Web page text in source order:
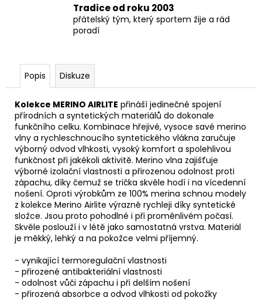
Tradice od roku 2003
přátelský tým, který sportem žije a rád
poradí
Popis Diskuze
Kolekce MERINO AIRLITE přináší jedinečné spojení
přírodních a syntetických materiálů do dokonale
funkčního celku. Kombinace hřejivé, vysoce savé merino
vlny a rychleschnoucího syntetického vlákna zaručuje
výborný odvod vlhkosti, vysoký komfort a spolehlivou
funkčnost při jakékoli aktivitě. Merino vlna zajišťuje
výborné izolační vlastnosti a přirozenou odolnost proti
zápachu, díky čemuž se trička skvěle hodí i na vícedenní
nošení. Oproti výrobkům ze 100% merina schnou modely
z kolekce Merino Airlite výrazně rychleji díky syntetické
složce. Jsou proto pohodlné i při proměnlivém počasí.
Skvěle poslouží i v létě jako samostatná vrstva. Materiál
je měkký, lehký a na pokožce velmi příjemný.
- vynikající termoregulační vlastnosti
- přirozené antibakteriální vlastnosti
- odolnost vůči zápachu i při delším nošení
- přirozená absorbce a odvod vlhkosti od pokožky